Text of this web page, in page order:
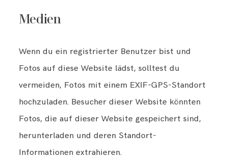
Medien
Wenn du ein registrierter Benutzer bist und
Fotos auf diese Website lädst, solltest du
vermeiden, Fotos mit einem EXIF-GPS-Standort
hochzuladen. Besucher dieser Website könnten
Fotos, die auf dieser Website gespeichert sind,
herunterladen und deren Standort-
Informationen extrahieren.